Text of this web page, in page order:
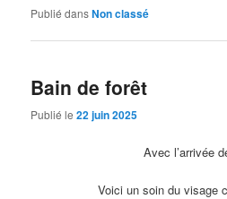
Publié dansNon classé
Bain de forêt
Publié le22 juin 2025
Avec l’arrivée
Voici un soin du visage